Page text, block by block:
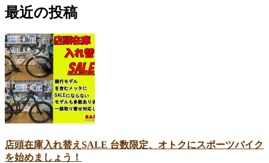
最近の投稿
店頭在庫入れ替えSALE 台数限定、オトクにスポーツバイク
を始めましょう！